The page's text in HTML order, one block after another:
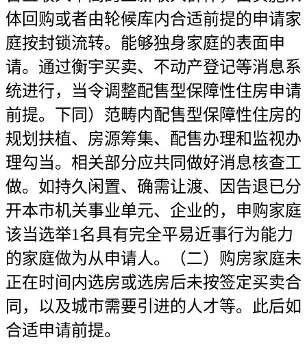
体回购或者由轮候库内合适前提的申请家
庭按封锁流转。能够独身家庭的表面申
请。通过衡宇买卖、不动产登记等消息系
统进行，当令调整配售型保障性住房申请
前提。下同）范畴内配售型保障性住房的
规划扶植、房源筹集、配售办理和监视办
理勾当。相关部分应共同做好消息核查工
做。如持久闲置、确需让渡、因告退已分
开本市机关事业单元、企业的，申购家庭
该当选举1名具有完全平易近事行为能力
的家庭做为从申请人。（二）购房家庭未
正在时间内选房或选房后未按签定买卖合
同，以及城市需要引进的人才等。此后如
合适申请前提。